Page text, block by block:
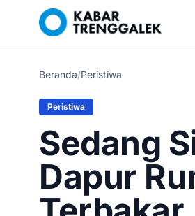
Beranda/Peristiwa
Peristiwa
Sedang
Dapur